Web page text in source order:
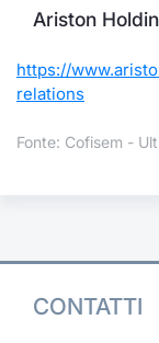
Ariston
https://
relations
Fonte: Cofisem -
CONTATTI